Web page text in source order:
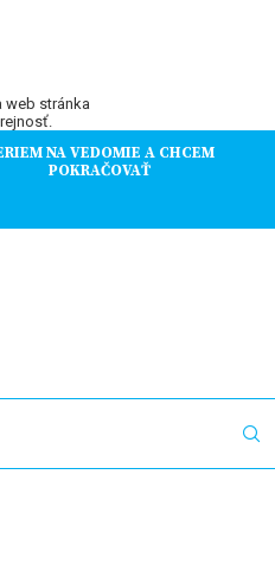
web stránka
NA VEDOMIE A CHCEM
POKRAČOVAŤ